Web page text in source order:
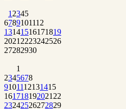
1 2345
6789101112
13141516171819
2021 2223242526
27282930
1
2345678
9101112131415
161718192021 22
23242526272829